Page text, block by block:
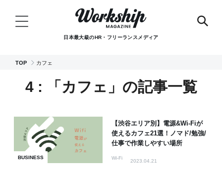
日本最大級のHR・フリーランスメディア
TOP カフェ
4 : 「カフェ」の記事一覧
BUSINESS
【渋谷エリア別】電源&Wi-Fiが
使えるカフェ21選！ノマド/勉強/
仕事で作業しやすい場所
Wi-Fi
2023.04.21